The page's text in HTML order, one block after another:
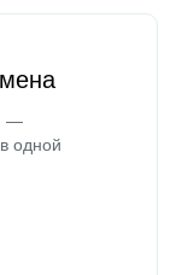
—
одной